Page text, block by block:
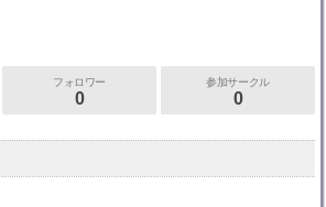
フォロワー
0
参加サークル
0